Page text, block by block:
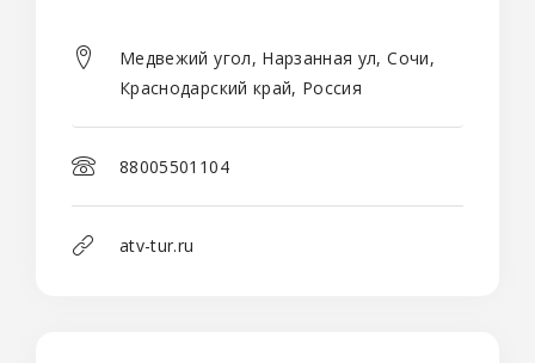
Медвежий угол, Нарзанная ул, Сочи,
Краснодарский край, Россия
88005501104
atv-tur.ru